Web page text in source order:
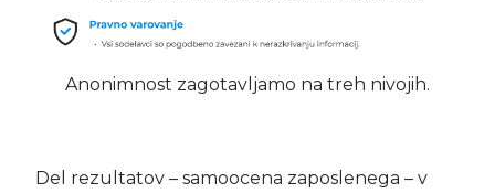
Anonimnost zagotavljamo na treh nivojih.
Del rezultatov – samoocena zaposlenega – v